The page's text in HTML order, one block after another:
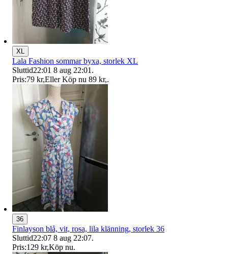
XL
Lala Fashion sommar byxa, storlek XL
Sluttid22:01 8 aug 22:01 .
Pris:79 kr,Eller Köp nu 89 kr,.
36
Finlayson blå, vit, rosa, lila klänning, storlek 36
Sluttid22:07 8 aug 22:07.
Pris:129 kr,Köp nu.